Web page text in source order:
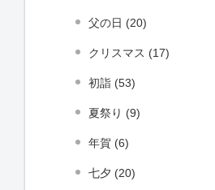
父の日 (20)
クリスマス (17)
初詣 (53)
夏祭り (9)
年賀 (6)
七夕 (20)